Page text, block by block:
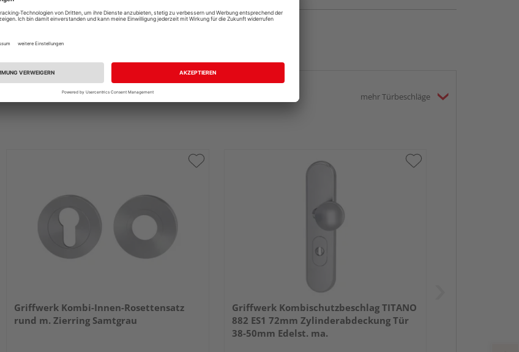
mehr Türbeschläge
Griffwerk Kombi-Innen-Rosettensatz
rund m. Zierring Samtgrau
Griffwerk Kombischutzbeschlag TITANO
882 ES1 72mm Zylinderabdeckung Tür
38-50mm Edelst. ma.